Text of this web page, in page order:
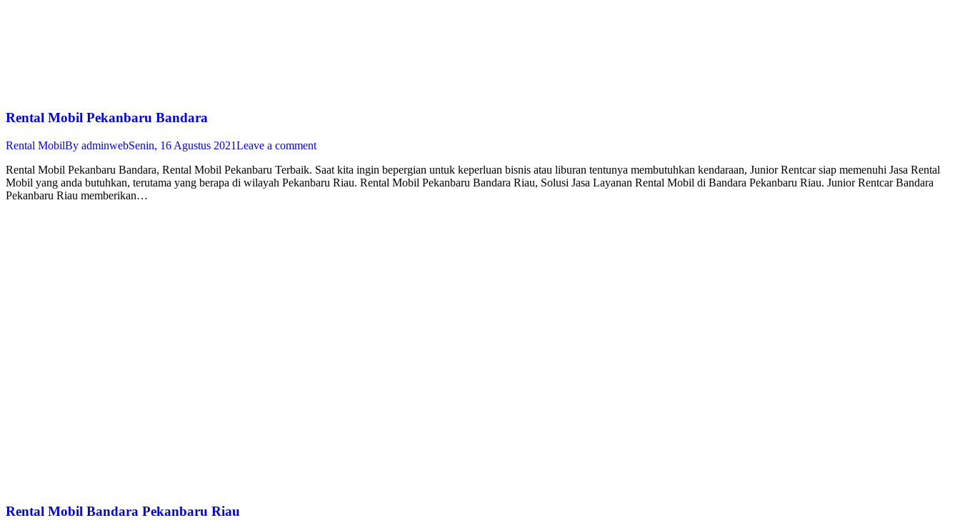
Rental Mobil Pekanbaru Bandara
Rental MobilBy adminwebSenin, 16 Agustus 2021Leave a comment
Rental Mobil Pekanbaru Bandara, Rental Mobil Pekanbaru Terbaik. Saat kita ingin bepergian untuk keperluan bisnis atau liburan tentunya membutuhkan kendaraan, Junior Rentcar siap memenuhi Jasa Rental
Mobil yang anda butuhkan, terutama yang berapa di wilayah Pekanbaru Riau. Rental Mobil Pekanbaru Bandara Riau, Solusi Jasa Layanan Rental Mobil di Bandara Pekanbaru Riau. Junior Rentcar Bandara
Pekanbaru Riau memberikan…
Rental Mobil Bandara Pekanbaru Riau